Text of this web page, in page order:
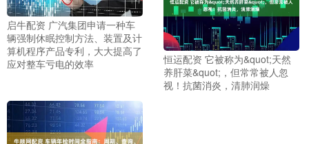
启牛配资 广汽集团申请一种车
辆强制休眠控制方法、装置及计
算机程序产品专利，大大提高了
应对整车亏电的效率
恒运配资 它被称为&quot;天然
养肝菜&quot;，但常常被人忽
视！抗菌消炎，清肺润燥